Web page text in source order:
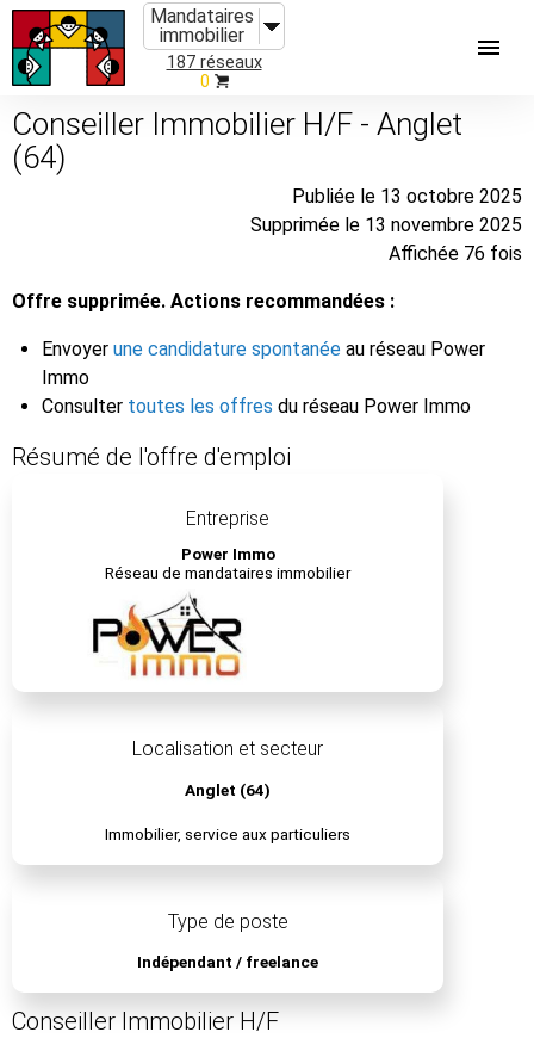
Mandataires
immobilier
187 réseaux
0
Conseiller Immobilier H/F - Anglet
(64)
Publiée le 13 octobre 2025
Supprimée le 13 novembre 2025
Affichée 76 fois
Offre supprimée. Actions recommandées :
Envoyer une candidature spontanée au réseau Power
Immo
Consulter toutes les offres du réseau Power Immo
Résumé de l'offre d'emploi
Entreprise
Power Immo
Réseau de mandataires immobilier
Localisation et secteur
Anglet (64)
Immobilier, service aux particuliers
Type de poste
Indépendant / freelance
Conseiller Immobilier H/F